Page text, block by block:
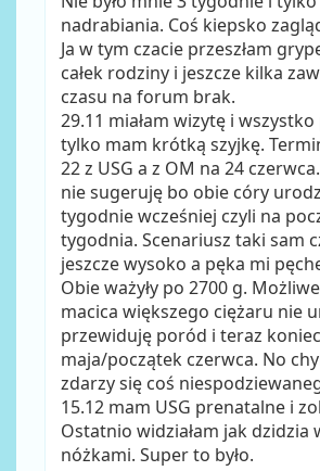
nadrabiania. Coś kiepsko
Ja w tym czacie przeszłam
całek rodziny i jeszcze kilka
czasu na forum brak.
29.11 miałam wizytę i
tylko mam krótką szyjkę.
22 z USG a z OM na 24
nie sugeruję bo obie córy
tygodnie wcześniej czyli na
tygodnia. Scenariusz taki sam
jeszcze wysoko a pęka mi
Obie ważyły po 2700 g.
macica większego ciężaru nie
przewiduję poród i teraz koniec
maja/początek czerwca. No
zdarzy się coś
15.12 mam USG prenatalne i
Ostatnio widziałam jak dzidzia
nóżkami. Super to było.